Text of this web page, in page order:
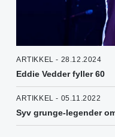
ARTIKKEL - 28.12.2024
Eddie Vedder fyller 60
ARTIKKEL - 05.11.2022
Syv grunge-legender